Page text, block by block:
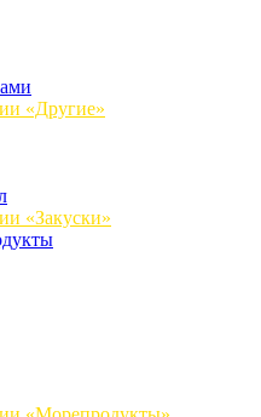
«Другие»
«Закуски»